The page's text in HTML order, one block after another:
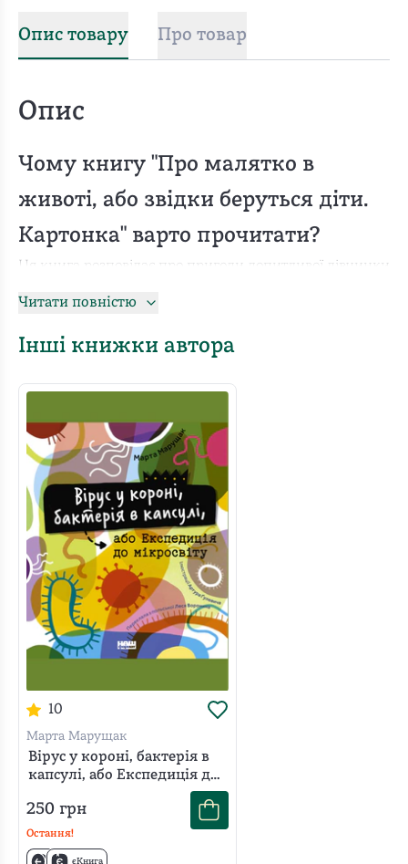
Опис товару Про товар
Опис
Чому книгу "Про малятко в
животі, або звідки беруться діти.
Картонка" варто прочитати?
Ця книга розповідає про пригоди допитливої дівчинки
світ довкола через розмови з рідними. Ця книга є
чудовим ресурсом для батьків, які хочуть розмовляти зі
своєю дитиною на теми статі, народження та особистої
Кому буде цікава книга "Про
малятко в животі, або звідки
беруться діти. Картонка"?
Її зрозуміла мова та яскраві малюнки роблять її гарним
варіантом для спільного читання з дітьми,
допомагаючи їм зрозуміти ці важливі аспекти життя.
Зробіть замовлення книги онлайн, оберіть зручний
для вас спосіб доставки та отримайте на своєму
відділенні пошти. Доставка по Україні – 1-3 робочі дні.
Ціна доставки за тарифами пошти.
Читати повністю
Інші книжки автора
10
Марта Марущак
Вірус у короні, бактерія в
капсулі, або Експедиція до
250 грн
Остання!
єКнига